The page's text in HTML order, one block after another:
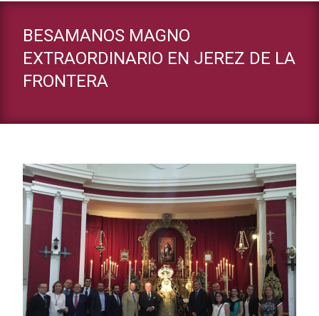
BESAMANOS MAGNO
EXTRAORDINARIO EN JEREZ DE LA
FRONTERA